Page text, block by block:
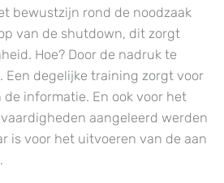
bewustzijn rond de noodzaak
van de shutdown, dit zorgt
Hoe? Door de nadruk te
Een degelijke training zorgt voor
informatie. En ook voor het
aangeleerd werden
is voor het uitvoeren van de aan